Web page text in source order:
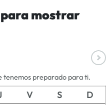
mostrar
tenemos preparado para ti.
V S D